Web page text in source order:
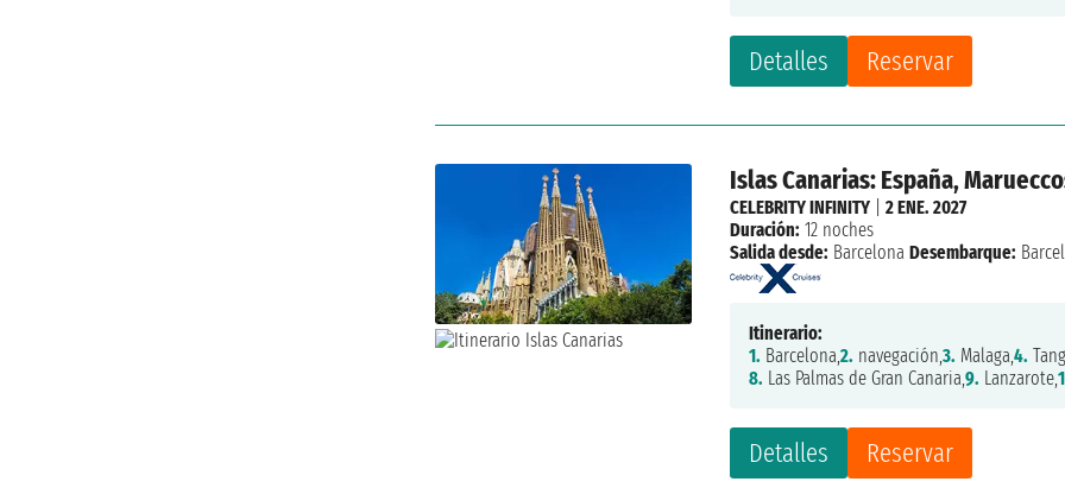
Detalles Reservar
Islas Canarias: España,
Detalles Reservar
CELEBRITY INFINITY |2 ENE. 2027
Duración: 12 noches
Salida desde: Barcelona Desembarque:
Itinerario:
1. Barcelona,2. navegación,3. Malaga,4.
8. Las Palmas de Gran Canaria,9. Lanzarote,